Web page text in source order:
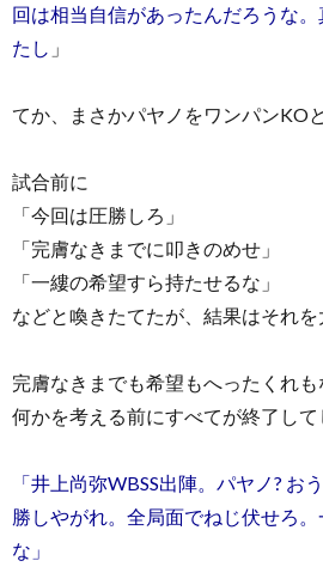
回は相当自信があったんだろうな
たし 」
てか、まさかパヤノをワンパンKOと
試合前に
「今回は圧勝しろ」
「完膚なきまでに叩きのめせ」
「一縷の希望すら持たせるな」
などと喚きたてたが、結果はそれを
完膚なきまでも希望もへったくれも
何かを考える前にすべてが終了して
「井上尚弥WBSS出陣。パヤノ? お
勝しやがれ。全局面でねじ伏せろ
な」